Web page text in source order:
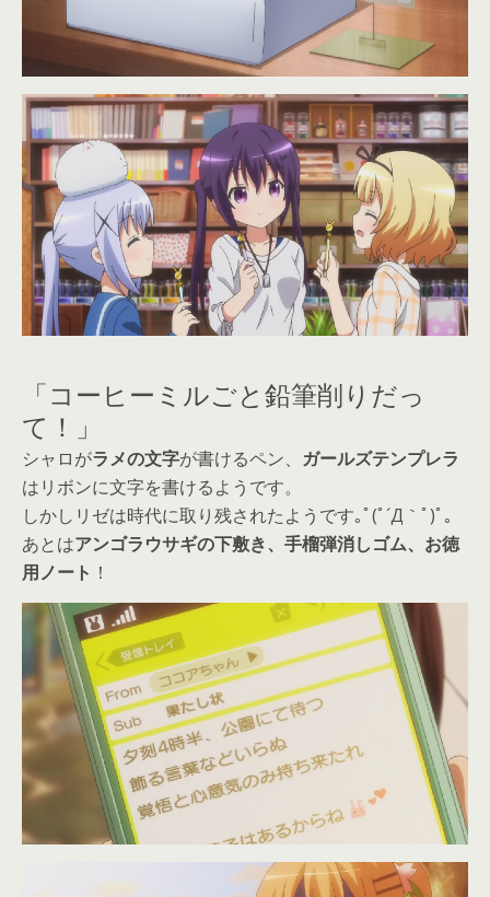
「コーヒーミルごと鉛筆削りだっ
て！」
シャロがラメの文字が書けるペン、 ガールズテンプレラ
はリボンに文字を書けるようです。
しかしリゼは時代に取り残されたようです｡ﾟ(ﾟ´Д｀ﾟ)ﾟ｡
あとはアンゴラウサギの下敷き、手榴弾消しゴム、お徳
用ノート ！